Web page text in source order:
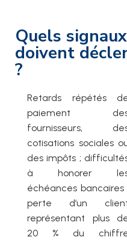
Quels
doivent
?
Retards répétés
paiement
fournisseurs,
cotisations sociales
des impôts ;
à honorer
échéances bancaires
perte d’un
représentant plus
20 % du